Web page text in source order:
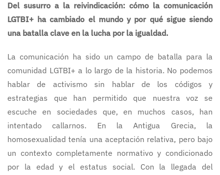
Del susurro a la reivindicación: cómo la comunicación
LGTBI+ ha cambiado el mundo y por qué sigue siendo
una batalla clave en la lucha por la igualdad.
La comunicación ha sido un campo de batalla para la
comunidad LGTBI+ a lo largo de la historia. No podemos
hablar de activismo sin hablar de los códigos y
estrategias que han permitido que nuestra voz se
escuche en sociedades que, en muchos casos, han
intentado callarnos. En la Antigua Grecia, la
homosexualidad tenía una aceptación relativa, pero bajo
un contexto completamente normativo y condicionado
por la edad y el estatus social. Con la llegada del